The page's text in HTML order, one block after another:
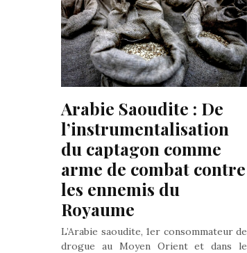
Arabie Saoudite : De
l’instrumentalisation
du captagon comme
arme de combat contre
les ennemis du
Royaume
L’Arabie saoudite, 1er consommateur de
drogue au Moyen Orient et dans le